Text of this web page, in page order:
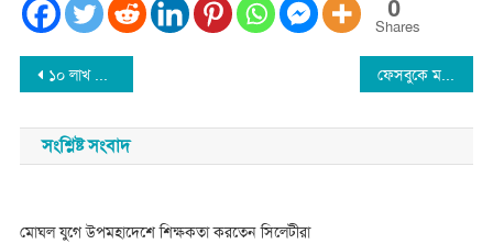
0
Shares
Post
navigation
১০ লাখ টাকা মুক্তিপণ আদায়ের দায়ে বিশ্বনাথ পুলিশের হাতে পিতা পুত্র গ্রেফতার ফেসবুকে মসজিদ নিয়ে কটুক্তি, বিশ্বনাথে কিশোর আটক
সংশ্লিষ্ট সংবাদ
মোঘল যুগে উপমহাদেশে শিক্ষকতা করতেন সিলেটীরা